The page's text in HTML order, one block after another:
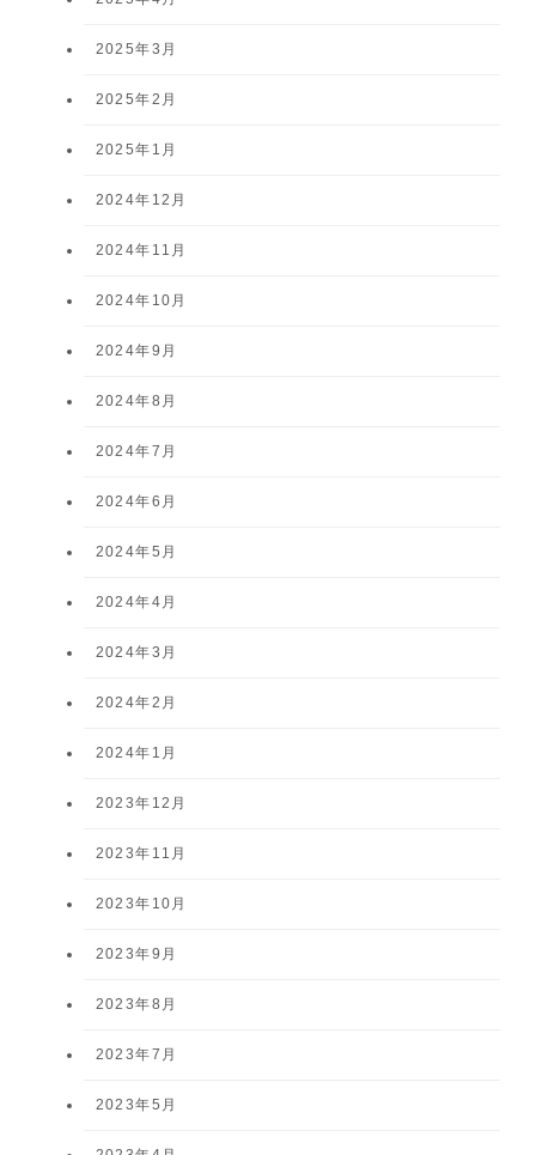
2025年3月
2025年2月
2025年1月
2024年12月
2024年11月
2024年10月
2024年9月
2024年8月
2024年7月
2024年6月
2024年5月
2024年4月
2024年3月
2024年2月
2024年1月
2023年12月
2023年11月
2023年10月
2023年9月
2023年8月
2023年7月
2023年5月